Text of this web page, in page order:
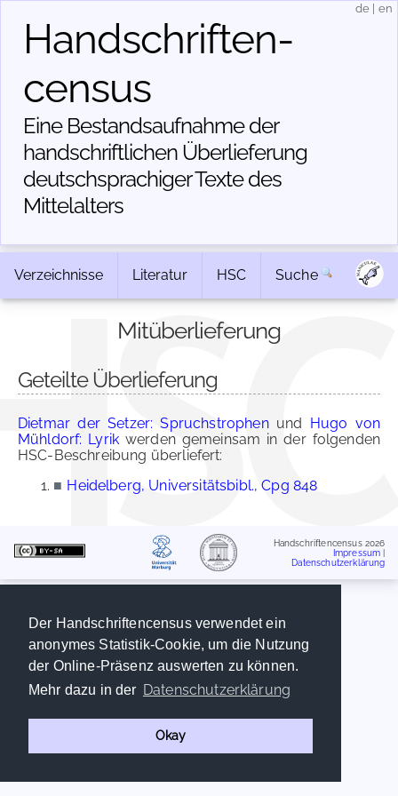
Der Handschriftencensus verwendet ein
anonymes Statistik-Cookie, um die Nutzung
der Online-Präsenz auswerten zu können.
Mehr dazu in der Datenschutzerklärung
Okay
Handschriften­
census
Eine Bestandsaufnahme der
handschriftlichen Über­lieferung
deutschsprachiger Texte des
Mittelalters
de en
Verzeichnisse Literatur HSC Suche
Mitüberlieferung
Geteilte Überlieferung
Dietmar der Setzer: Spruchstrophenund Hugo von
Mühldorf: Lyrik werden gemeinsam in der folgenden
HSC-Beschreibung überliefert:
■ Heidelberg, Universitätsbibl., Cpg 848
Handschriftencensus 2026
Impressum
Datenschutzerklärung